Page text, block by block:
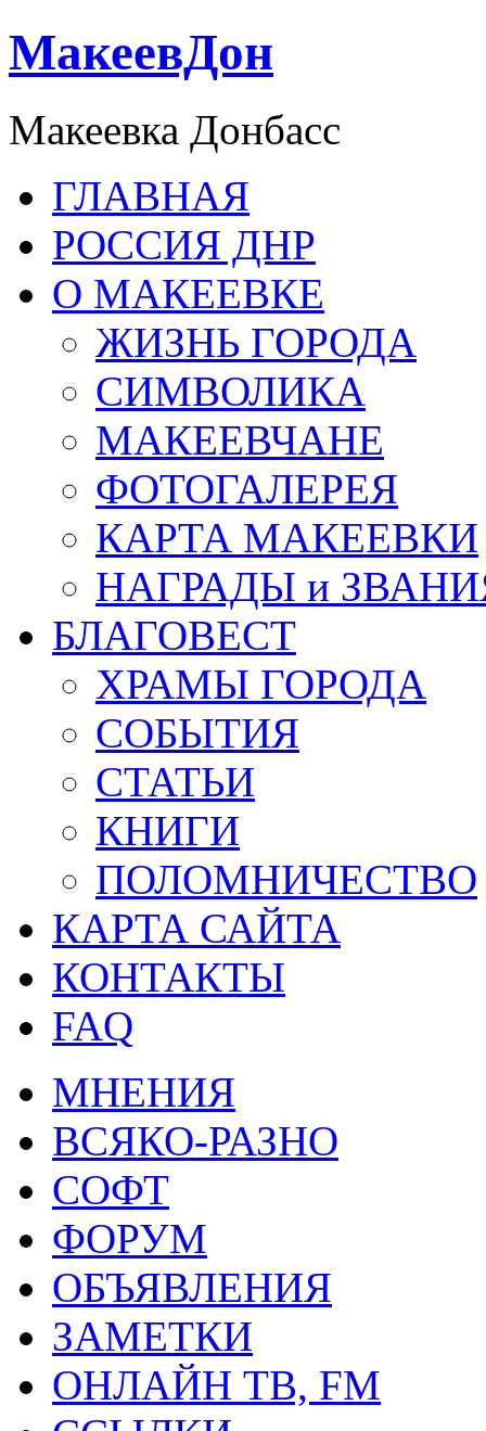
МакеевДон
Макеевка Донбасс
ГЛАВНАЯ
РОССИЯ ДНР
О МАКЕЕВКЕ
ЖИЗНЬ ГОРОДА
СИМВОЛИКА
МАКЕЕВЧАНЕ
ФОТОГАЛЕРЕЯ
КАРТА МАКЕЕВКИ
НАГРАДЫ и
БЛАГОВЕСТ
ХРАМЫ ГОРОДА
СОБЫТИЯ
СТАТЬИ
КНИГИ
ПОЛОМНИЧЕСТВО
КАРТА САЙТА
КОНТАКТЫ
FAQ
МНЕНИЯ
ВСЯКО-РАЗНО
СОФТ
ФОРУМ
ОБЪЯВЛЕНИЯ
ЗАМЕТКИ
ОНЛАЙН ТВ, FM